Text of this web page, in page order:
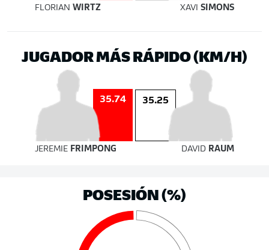
FLORIAN WIRTZ XAVISIMONS
JUGADOR MÁS RÁPIDO (KM/H)
35.74 35.25
JEREMIE FRIMPONG DAVID RAUM
POSESIÓN (%)